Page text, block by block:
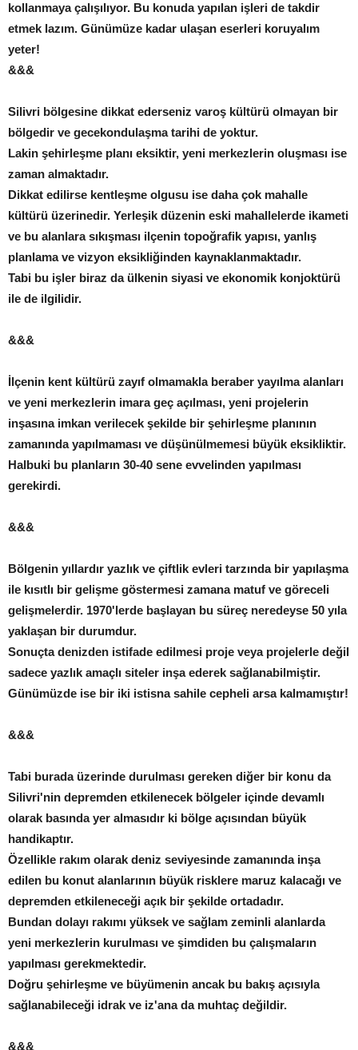
kollanmaya çalışılıyor. Bu konuda yapılan işleri de takdir
etmek lazım. Günümüze kadar ulaşan eserleri koruyalım
yeter!
&&&
Silivri bölgesine dikkat ederseniz varoş kültürü olmayan bir
bölgedir ve gecekondulaşma tarihi de yoktur.
Lakin şehirleşme planı eksiktir, yeni merkezlerin oluşması ise
zaman almaktadır.
Dikkat edilirse kentleşme olgusu ise daha çok mahalle
kültürü üzerinedir. Yerleşik düzenin eski mahallelerde ikameti
ve bu alanlara sıkışması ilçenin topoğrafik yapısı, yanlış
planlama ve vizyon eksikliğinden kaynaklanmaktadır.
Tabi bu işler biraz da ülkenin siyasi ve ekonomik konjoktürü
ile de ilgilidir.
&&&
İlçenin kent kültürü zayıf olmamakla beraber yayılma alanları
ve yeni merkezlerin imara geç açılması, yeni projelerin
inşasına imkan verilecek şekilde bir şehirleşme planının
zamanında yapılmaması ve düşünülmemesi büyük eksikliktir.
Halbuki bu planların 30-40 sene evvelinden yapılması
gerekirdi.
&&&
Bölgenin yıllardır yazlık ve çiftlik evleri tarzında bir yapılaşma
ile kısıtlı bir gelişme göstermesi zamana matuf ve göreceli
gelişmelerdir. 1970'lerde başlayan bu süreç neredeyse 50 yıla
yaklaşan bir durumdur.
Sonuçta denizden istifade edilmesi proje veya projelerle değil
sadece yazlık amaçlı siteler inşa ederek sağlanabilmiştir.
Günümüzde ise bir iki istisna sahile cepheli arsa kalmamıştır!
&&&
Tabi burada üzerinde durulması gereken diğer bir konu da
Silivri'nin depremden etkilenecek bölgeler içinde devamlı
olarak basında yer almasıdır ki bölge açısından büyük
handikaptır.
Özellikle rakım olarak deniz seviyesinde zamanında inşa
edilen bu konut alanlarının büyük risklere maruz kalacağı ve
depremden etkileneceği açık bir şekilde ortadadır.
Bundan dolayı rakımı yüksek ve sağlam zeminli alanlarda
yeni merkezlerin kurulması ve şimdiden bu çalışmaların
yapılması gerekmektedir.
Doğru şehirleşme ve büyümenin ancak bu bakış açısıyla
sağlanabileceği idrak ve iz'ana da muhtaç değildir.
&&&